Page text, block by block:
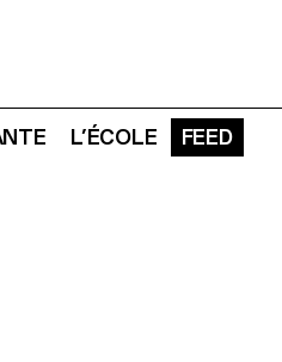
L’ÉCOLE FEED